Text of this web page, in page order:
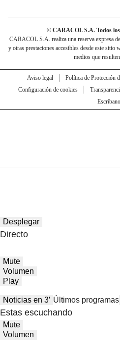
© CARACOL S.A. Todos los
CARACOL S.A. realiza una reserva expresa
y otras prestaciones accesibles desde este sitio
medios que
Aviso legal Política de Protección
Configuración de cookies
Desplegar
Directo
Mute
Volumen
Play
Noticias en 3′ Últimos programas
Estas escuchando
Mute
Volumen